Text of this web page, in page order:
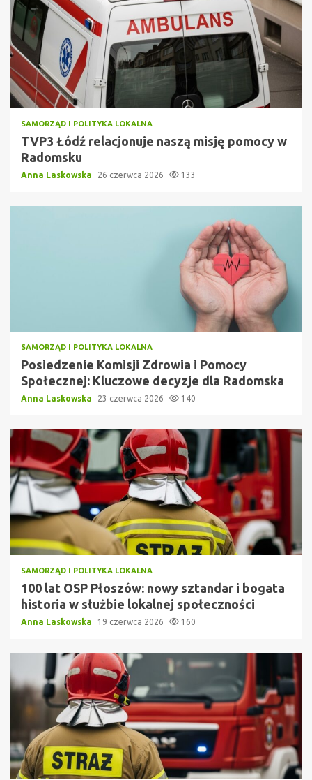
SAMORZĄD I POLITYKA LOKALNA
TVP3 Łódź relacjonuje naszą misję pomocy w
Radomsku
Anna Laskowska 26 czerwca 2026 133
SAMORZĄD I POLITYKA LOKALNA
Posiedzenie Komisji Zdrowia i Pomocy
Społecznej: Kluczowe decyzje dla Radomska
Anna Laskowska 23 czerwca 2026 140
SAMORZĄD I POLITYKA LOKALNA
100 lat OSP Płoszów: nowy sztandar i bogata
historia w służbie lokalnej społeczności
Anna Laskowska 19 czerwca 2026 160